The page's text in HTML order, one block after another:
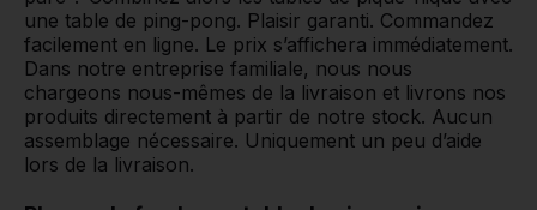
une table de ping-pong. Plaisir garanti. Commandez
facilement en ligne. Le prix s’affichera immédiatement.
Dans notre entreprise familiale, nous nous
chargeons nous-mêmes de la livraison et livrons nos
produits directement à partir de notre stock. Aucun
assemblage nécessaire. Uniquement un peu d’aide
lors de la livraison.